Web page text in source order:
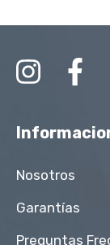
Nosotros
Garantías
Preguntas